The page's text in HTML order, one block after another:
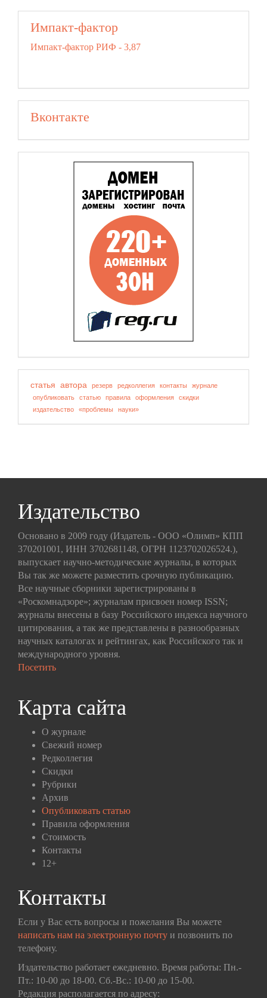
Импакт-фактор
Импакт-фактор РИФ - 3,87
Вконтакте
статья автора резерв редколлегия контакты
журнале
опубликовать
статью правила оформления
скидки
издательство
«проблемы науки»
Издательство
Основано в 2009 году (Издатель - ООО «Олимп» КПП
370201001, ИНН 3702681148, ОГРН 1123702026524.),
выпускает научно-методические журналы, в которых
Вы так же можете разместить срочную публикацию.
Все научные сборники зарегистрированы в
«Роскомнадзоре»; журналам присвоен номер ISSN;
журналы внесены в базу Российского индекса научного
цитирования, а так же представлены в разнообразных
научных каталогах и рейтингах, как Российского так и
международного уровня.
Посетить
Карта сайта
О журнале
Свежий номер
Редколлегия
Скидки
Рубрики
Архив
Опубликовать статью
Правила оформления
Стоимость
Контакты
12+
Контакты
Если у Вас есть вопросы и пожелания Вы можете
написать нам на электронную почту и позвонить по
телефону.
Издательство работает ежедневно. Время работы: Пн.-
Пт.: 10-00 до 18-00. Сб.-Вс.: 10-00 до 15-00.
Редакция располагается по адресу: